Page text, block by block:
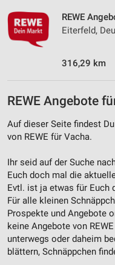
REWE
Eiterfeld,
316,29 km
REWE Angebote
Auf dieser Seite findest
von REWE für Vacha.
Ihr seid auf der Suche
Euch doch mal die
Evtl. ist ja etwas für Euch
Für alle kleinen
Prospekte und Angebote
keine Angebote von
unterwegs oder daheim
blättern, Schnäppchen
Funktional